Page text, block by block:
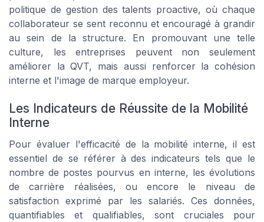
politique de gestion des talents proactive, où chaque
collaborateur se sent reconnu et encouragé à grandir
au sein de la structure. En promouvant une telle
culture, les entreprises peuvent non seulement
améliorer la QVT, mais aussi renforcer la cohésion
interne et l'image de marque employeur.
Les Indicateurs de Réussite de la Mobilité
Interne
Pour évaluer l'efficacité de la mobilité interne, il est
essentiel de se référer à des indicateurs tels que le
nombre de postes pourvus en interne, les évolutions
de carrière réalisées, ou encore le niveau de
satisfaction exprimé par les salariés. Ces données,
quantifiables et qualifiables, sont cruciales pour